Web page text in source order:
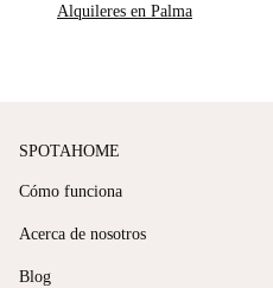
Alquileres en Palma
SPOTAHOME
Cómo funciona
Acerca de nosotros
Blog